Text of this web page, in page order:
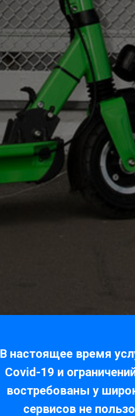
В настоящее время
Covid-19 и
востребованы у
сервисов не